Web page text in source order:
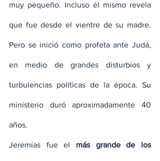
muy pequeño. Incluso él mismo revela
que fue desde el vientre de su madre.
Pero se inició como profeta ante Judá,
en medio de grandes disturbios y
turbulencias políticas de la época. Su
ministerio duró aproximadamente 40
años.
Jeremías fue el más grande de los